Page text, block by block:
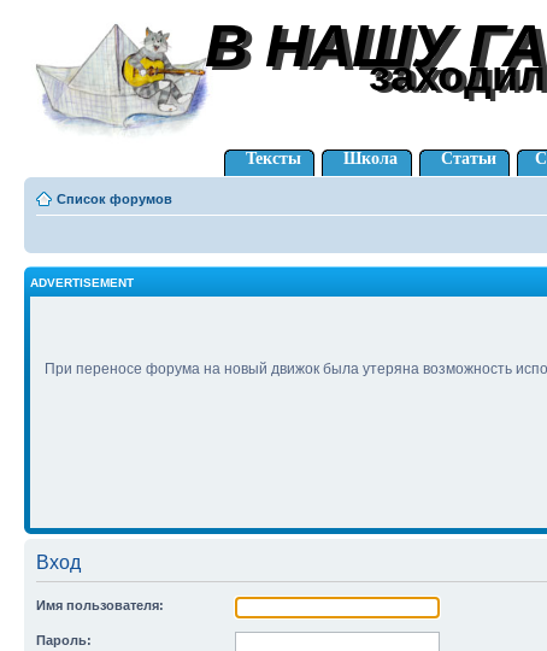
В НАШУ
В НАШУ
Тексты Школа Статьи
Список форумов
ADVERTISEMENT
При переносе форума на новый движок была утеряна возможность
Вход
Имя пользователя:
Пароль: